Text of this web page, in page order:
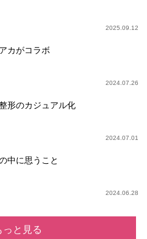
2025.09.12
カがコラボ
2024.07.26
形のカジュアル化
2024.07.01
中に思うこと
2024.06.28
っと見る